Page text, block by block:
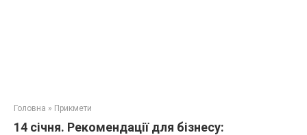
Головна » Прикмети
14 січня. Рекомендації для бізнесу: